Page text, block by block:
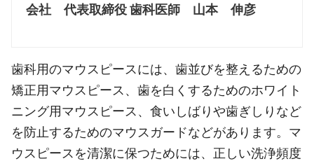
会社 代表取締役 歯科医師 山本 伸彦
歯科用のマウスピースには、歯並びを整えるための
矯正用マウスピース、歯を白くするためのホワイト
ニング用マウスピース、食いしばりや歯ぎしりなど
を防止するためのマウスガードなどがあります。マ
ウスピースを清潔に保つためには、正しい洗浄頻度